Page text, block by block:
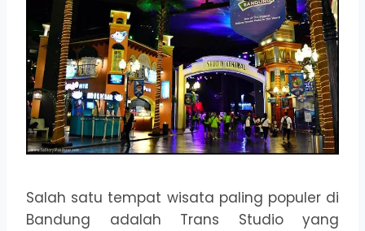
Salah satu tempat wisata paling populer di
Bandung adalah Trans Studio yang